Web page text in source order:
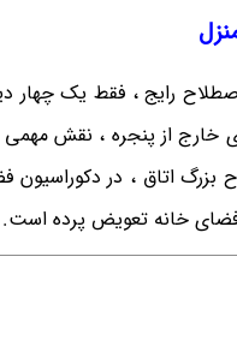
رایج ، فقط یک چهار
خارج از پنجره ، نقش مهمی
اتاق ، در
فضای خانه تعویض پرده است.